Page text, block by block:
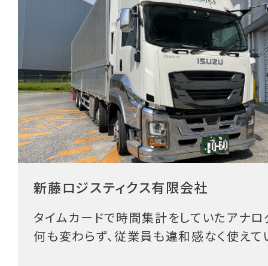
新藤ロジスティクス有限会社
タイムカードで時間集計をしていたアナ
何も変わらず、従業員も違和感なく使えて